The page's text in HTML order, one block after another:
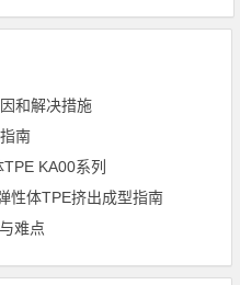
和解决措施
南
KA00系列
性体TPE挤出成型指南
难点